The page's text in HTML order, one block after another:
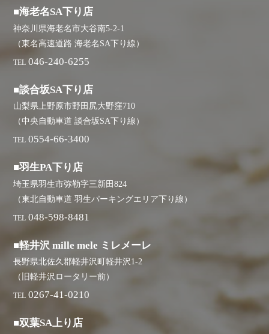
■海老名SA下り店
神奈川県海老名市大谷南5-2-1
（東名高速道路 海老名SA下り線）
TEL 046-240-6255
■談合坂SA下り店
山梨県上野原市野田尻大野窪710
（中央自動車道 談合坂SA下り線）
TEL 0554-66-3400
■羽生PA下り店
埼玉県羽生市弥勒字三新田824
（東北自動車道 羽生パーキングエリア下り線）
TEL 048-598-8481
■軽井沢 mille mele ミレメーレ
長野県北佐久郡軽井沢町軽井沢1-2
（旧軽井沢ロータリー前）
TEL 0267-41-0210
■双葉SA上り店